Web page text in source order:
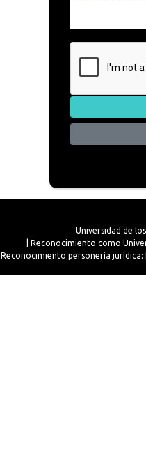
Universidad de
| Reconocimiento como
Reconocimiento personería jurídica: